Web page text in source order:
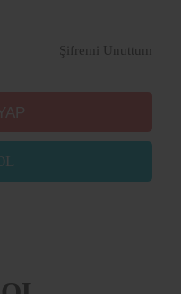
Şifremi Unuttum